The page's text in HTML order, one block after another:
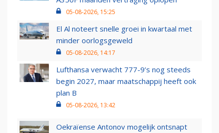
05-08-2026, 15:25
El Al noteert snelle groei in kwartaal met
minder oorlogsgeweld
05-08-2026, 14:17
Lufthansa verwacht 777-9’s nog steeds
begin 2027, maar maatschappij heeft ook
plan B
05-08-2026, 13:42
Oekraïense Antonov mogelijk ontsnapt